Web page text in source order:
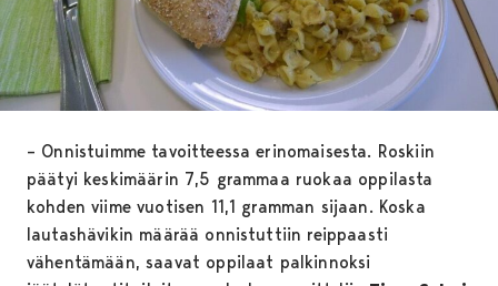
– Onnistuimme tavoitteessa erinomaisesta. Roskiin
päätyi keskimäärin 7,5 grammaa ruokaa oppilasta
kohden viime vuotisen 11,1 gramman sijaan. Koska
lautashävikin määrää onnistuttiin reippaasti
vähentämään, saavat oppilaat palkinnoksi